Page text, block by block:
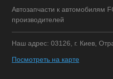
Автозапчасти к автомобилям
производителей
Наш адрес: 03126, г. Киев,
Посмотреть на карте